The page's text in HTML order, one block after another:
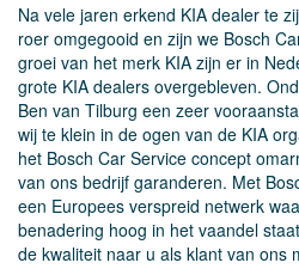
Na vele jaren erkend KIA dealer te
roer omgegooid en zijn we Bosch
groei van het merk KIA zijn er in
grote KIA dealers overgebleven.
Ben van Tilburg een zeer
wij te klein in de ogen van de KIA
het Bosch Car Service concept
van ons bedrijf garanderen. Met
een Europees verspreid netwerk
benadering hoog in het vaandel
de kwaliteit naar u als klant van ons